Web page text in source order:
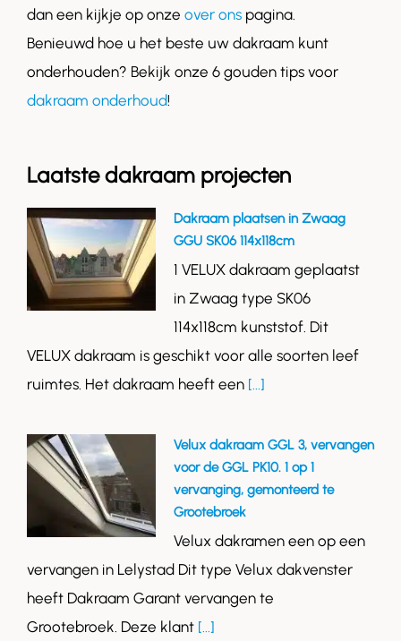
dan een kijkje op onze over ons pagina.
Benieuwd hoe u het beste uw dakraam kunt
onderhouden? Bekijk onze 6 gouden tips voor
dakraam onderhoud!
Laatste dakraam projecten
Dakraam plaatsen in Zwaag
GGU SK06 114x118cm
1 VELUX dakraam geplaatst
in Zwaag type SK06
114x118cm kunststof. Dit
VELUX dakraam is geschikt voor alle soorten leef
ruimtes. Het dakraam heeft een [...]
Velux dakraam GGL 3, vervangen
voor de GGL PK10. 1 op 1
vervanging, gemonteerd te
Grootebroek
Velux dakramen een op een
vervangen in Lelystad Dit type Velux dakvenster
heeft Dakraam Garant vervangen te
Grootebroek. Deze klant [...]